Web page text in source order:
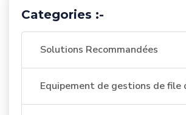
Categories :-
Solutions Recommandées
Equipement de gestions de file